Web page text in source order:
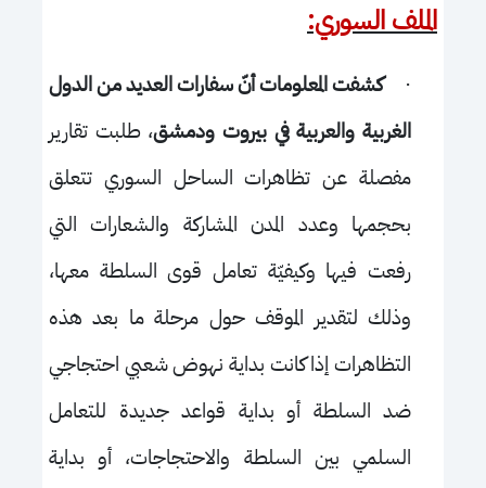
الملف السوري:
·كشفت المعلومات أنّ سفارات العديد من الدول
الغربية والعربية في بيروت ودمشق، طلبت تقارير
مفصلة عن تظاهرات الساحل السوري تتعلق
بحجمها وعدد المدن المشاركة والشعارات التي
رفعت فيها وكيفيّة تعامل قوى السلطة معها،
وذلك لتقدير الموقف حول مرحلة ما بعد هذه
التظاهرات إذا كانت بداية نهوض شعبي احتجاجي
ضد السلطة أو بداية قواعد جديدة للتعامل
السلمي بين السلطة والاحتجاجات، أو بداية